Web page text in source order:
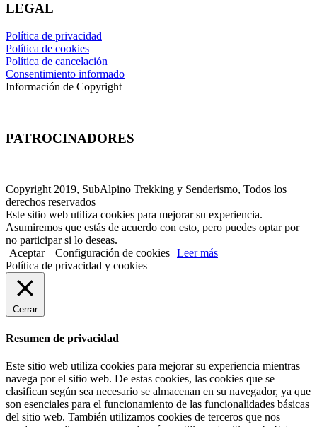
LEGAL
Política de privacidad
Política de cookies
Política de cancelación
Consentimiento informado
Información de Copyright
PATROCINADORES
Copyright 2019, SubAlpino Trekking y Senderismo, Todos los
derechos reservados
Este sitio web utiliza cookies para mejorar su experiencia.
Asumiremos que estás de acuerdo con esto, pero puedes optar por
no participar si lo deseas.
Aceptar
Configuración de cookies Leer más
Política de privacidad y cookies
Cerrar
Resumen de privacidad
Este sitio web utiliza cookies para mejorar su experiencia mientras
navega por el sitio web. De estas cookies, las cookies que se
clasifican según sea necesario se almacenan en su navegador, ya que
son esenciales para el funcionamiento de las funcionalidades básicas
del sitio web. También utilizamos cookies de terceros que nos